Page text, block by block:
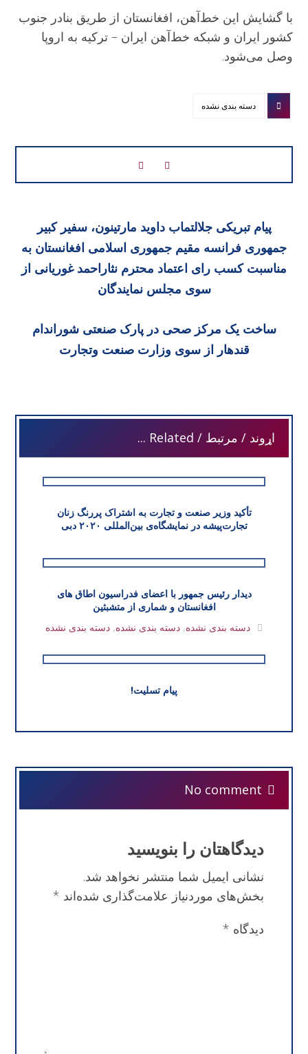
با گشایش این خط‌آهن، افغانستان از طریق بنادر جنوب
کشور ایران و شبکه خط‌آهن ایران – ترکیه به اروپا
وصل می‌شود.
دسته بندی نشده
پیام تبریکی جلالتماب داوید مارتینون، سفیر کبیر
جمهوری فرانسه مقیم جمهوری اسلامی افغانستان به
مناسبت کسب رای اعتماد محترم نثاراحمد غوریانی از
سوی مجلس نمایندگان
ساخت یک مرکز صحی در پارک صنعتی شوراندام
قندهار از سوی وزارت صنعت وتجارت
اړوند / مرتبط / Related ...
تأکید وزیر صنعت و تجارت به اشتراک پررنگ زنان
تجارت‌پیشه در نمایشگاه‌ی بین‌المللی ۲۰۲۰ دبی
دیدار رئیس جمهور با اعضای فدراسیون اطاق های
افغانستان و شماری از متشبثین
دسته بندی نشده, دسته بندی نشده, دسته بندی نشده
پیام تسلیت!
No comment
دیدگاهتان را بنویسید
نشانی ایمیل شما منتشر نخواهد شد.
بخش‌های موردنیاز علامت‌گذاری شده‌اند *
دیدگاه *